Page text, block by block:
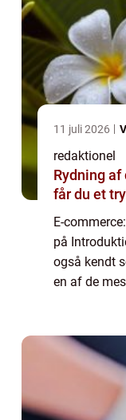
11 juli 2026
redaktionel
Rydning af
får du et
E-
på
også kendt
en af de